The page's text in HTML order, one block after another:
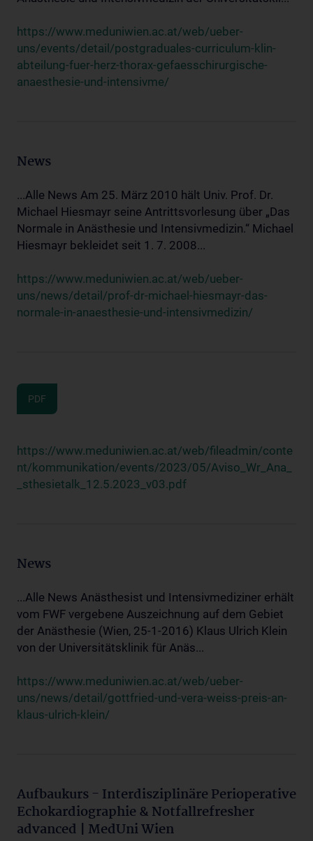
https://www.meduniwien.ac.at/web/ueber-
uns/events/detail/postgraduales-curriculum-klin-
abteilung-fuer-herz-thorax-gefaesschirurgische-
anaesthesie-und-intensivme/
News
...Alle News Am 25. März 2010 hält Univ. Prof. Dr.
Michael Hiesmayr seine Antrittsvorlesung über „Das
Normale in Anästhesie und Intensivmedizin.“ Michael
Hiesmayr bekleidet seit 1. 7. 2008...
https://www.meduniwien.ac.at/web/ueber-
uns/news/detail/prof-dr-michael-hiesmayr-das-
normale-in-anaesthesie-und-intensivmedizin/
PDF
https://www.meduniwien.ac.at/web/fileadmin/conte
nt/kommunikation/events/2023/05/Aviso_Wr_Ana_
_sthesietalk_12.5.2023_v03.pdf
News
...Alle News Anästhesist und Intensivmediziner erhält
vom FWF vergebene Auszeichnung auf dem Gebiet
der Anästhesie (Wien, 25-1-2016) Klaus Ulrich Klein
von der Universitätsklinik für Anäs...
https://www.meduniwien.ac.at/web/ueber-
uns/news/detail/gottfried-und-vera-weiss-preis-an-
klaus-ulrich-klein/
Aufbaukurs - Interdisziplinäre Perioperative
Echokardiographie & Notfallrefresher
advanced | MedUni Wien